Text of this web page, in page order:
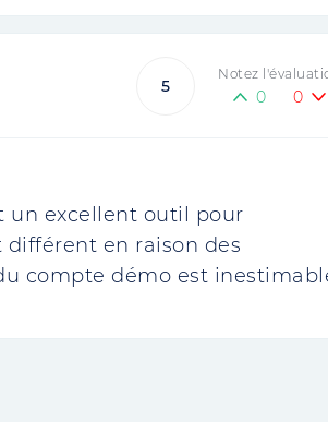
5
Notez
0 0
un excellent outil pour
en raison des
compte démo est